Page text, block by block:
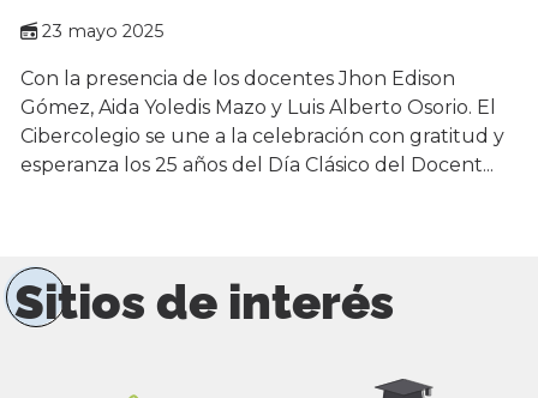
23 mayo 2025
Con la presencia de los docentes Jhon Edison
Gómez, Aida Yoledis Mazo y Luis Alberto Osorio. El
Cibercolegio se une a la celebración con gratitud y
esperanza los 25 años del Día Clásico del Docent...
Sitios de interés